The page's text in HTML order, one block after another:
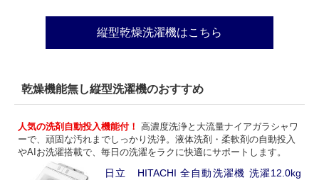
縦型乾燥洗濯機はこちら
乾燥機能無し縦型洗濯機のおすすめ
人気の洗剤自動投入機能付！ 高濃度洗浄と大流量ナイアガラシャワ
ーで、頑固な汚れまでしっかり洗浄。液体洗剤・柔軟剤の自動投入
やAIお洗濯搭載で、毎日の洗濯をラクに快適にサポートします。
日立 HITACHI 全自動洗濯機 洗濯12.0kg